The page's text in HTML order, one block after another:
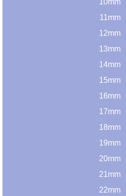
11mm
12mm
13mm
14mm
15mm
16mm
17mm
18mm
19mm
20mm
21mm
22mm